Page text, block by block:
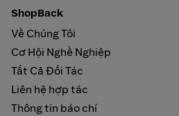
ShopBack
Về Chúng Tôi
Cơ Hội Nghề Nghiệp
Tất Cả Đối Tác
Liên hệ hợp tác
Thông tin báo chí